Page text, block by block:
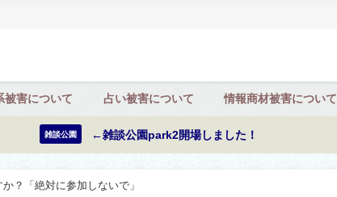
被害について 占い被害について 情報商材被害について
雑談公園 ←雑談公園park2開場しました！
？「絶対に参加しないで」